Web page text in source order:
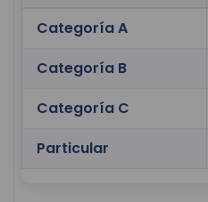
Categoría A
Categoría B
Categoría C
Particular